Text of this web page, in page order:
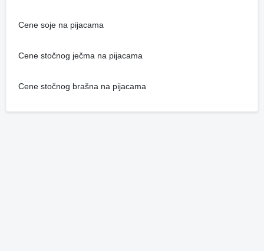
Cene soje na pijacama
Cene stočnog ječma na pijacama
Cene stočnog brašna na pijacama